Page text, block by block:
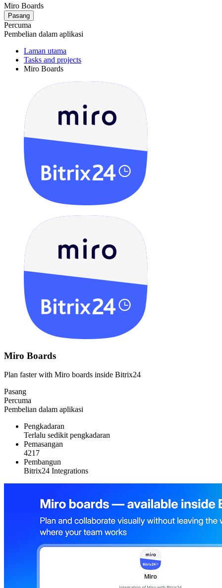
Miro Boards
Pasang
Percuma
Pembelian dalam aplikasi
Laman utama
Tasks and projects
Miro Boards
Miro Boards
Plan faster with Miro boards inside Bitrix24
Pasang
Percuma
Pembelian dalam aplikasi
Pengkadaran
Terlalu sedikit pengkadaran
Pemasangan
4217
Pembangun
Bitrix24 Integrations